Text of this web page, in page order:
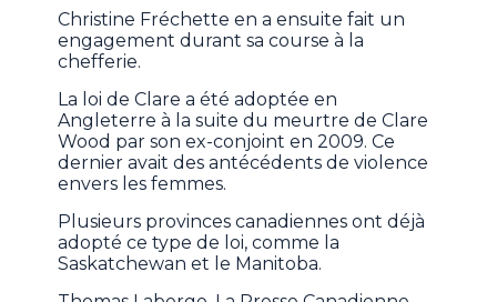
Christine Fréchette en a ensuite fait un
engagement durant sa course à la
chefferie.
La loi de Clare a été adoptée en
Angleterre à la suite du meurtre de Clare
Wood par son ex-conjoint en 2009. Ce
dernier avait des antécédents de violence
envers les femmes.
Plusieurs provinces canadiennes ont déjà
adopté ce type de loi, comme la
Saskatchewan et le Manitoba.